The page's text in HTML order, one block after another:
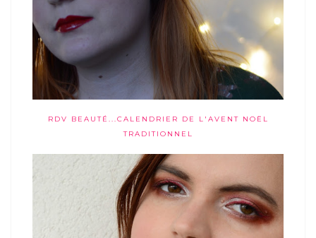
RDV BEAUTÉ...CALENDRIER DE L'AVENT NOËL
TRADITIONNEL